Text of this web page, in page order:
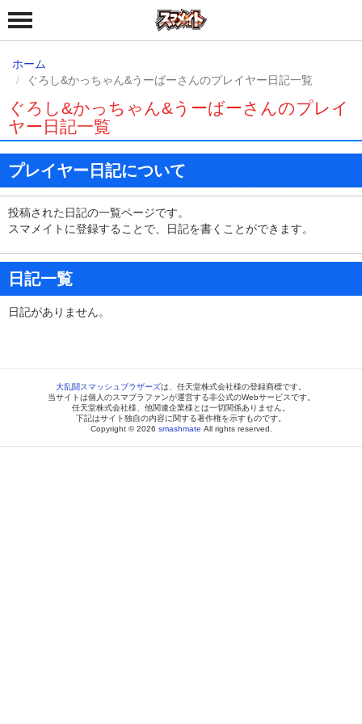
ホーム
ぐろし&かっちゃん&うーばーさんのプレイヤー日記一覧
ぐろし&かっちゃん&うーばーさんのプレイ
ヤー日記一覧
プレイヤー日記について
投稿された日記の一覧ページです。
スマメイトに登録することで、日記を書くことができます。
日記一覧
日記がありません。
大乱闘スマッシュブラザーズは、任天堂株式会社様の登録商標です。
当サイトは個人のスマブラファンが運営する非公式のWebサービスです。
任天堂株式会社様、他関連企業様とは一切関係ありません。
下記はサイト独自の内容に関する著作権を示すものです。
Copyright © 2026 smashmate All rights reserved.